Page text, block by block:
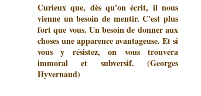
Curieux que, dès qu'on écrit, il nous
vienne un besoin de mentir. C'est plus
fort que vous. Un besoin de donner aux
choses une apparence avantageuse. Et si
vous y résistez, on vous trouvera
immoral et subversif. (Georges
Hyvernaud)